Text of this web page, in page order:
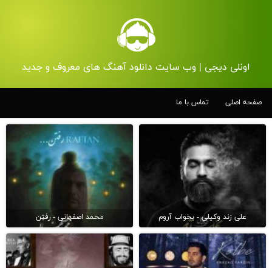
اونلی دیجی | وب سایت دانلود آهنگ های معروف و جدید
صفحه اصلی تماس با ما
علی زند وکیلی - بخواب آروم محمد اصفهانی - رفتن